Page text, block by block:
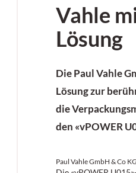
Vahle
Lösung
Die Paul Vahle
Lösung zur
die
den «vPOWER
Paul Vahle GmbH & Co KG